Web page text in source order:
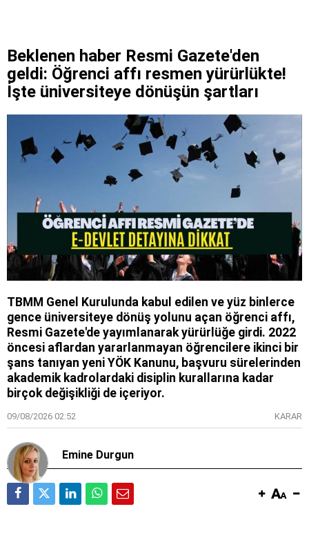
Beklenen haber Resmi Gazete'den
geldi: Öğrenci affı resmen yürürlükte!
İşte üniversiteye dönüşün şartları
TBMM Genel Kurulunda kabul edilen ve yüz binlerce
gence üniversiteye dönüş yolunu açan öğrenci affı,
Resmi Gazete'de yayımlanarak yürürlüğe girdi. 2022
öncesi aflardan yararlanmayan öğrencilere ikinci bir
şans tanıyan yeni YÖK Kanunu, başvuru sürelerinden
akademik kadrolardaki disiplin kurallarına kadar
birçok değişikliği de içeriyor.
09/08/2026 02:52 KARAR
Emine Durgun